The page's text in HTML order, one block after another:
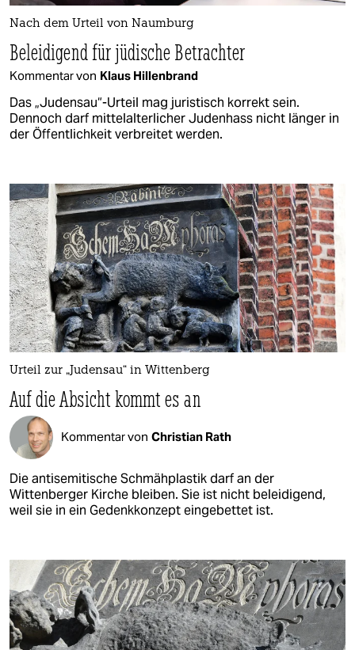
Nach dem Urteil von Naumburg
Beleidigend für jüdische Betrachter
Kommentar von Klaus Hillenbrand
Das „Judensau“-Urteil mag juristisch korrekt sein.
Dennoch darf mittelalterlicher Judenhass nicht länger in
der Öffentlichkeit verbreitet werden.
Urteil zur „Judensau“ in Wittenberg
Auf die Absicht kommt es an
Kommentar von Christian Rath
Die antisemitische Schmähplastik darf an der
Wittenberger Kirche bleiben. Sie ist nicht beleidigend,
weil sie in ein Gedenkkonzept eingebettet ist.